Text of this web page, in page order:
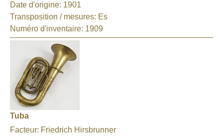
Date d'origine: 1901
Transposition / mesures: Es
Numéro d'inventaire: 1909
Tuba
Facteur: Friedrich Hirsbrunner